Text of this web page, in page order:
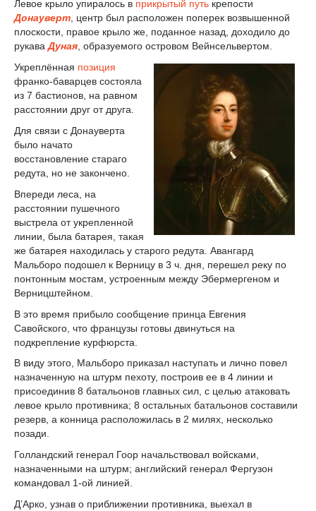
Левое крыло упиралось в прикрытый путь крепости
Донауверт, центр был расположен поперек возвышенной
плоскости, правое крыло же, поданное назад, доходило до
рукаваДуная, образуемого островом Вейнсельвертом.
Укреплённая позиция
франко-баварцев состояла
из 7 бастионов, на равном
расстоянии друг от друга.
Для связи с Донауверта
было начато
восстановление стараго
редута, но не закончено.
Впереди леса, на
расстоянии пушечного
выстрела от укрепленной
линии, была батарея, такая
же батарея находилась у старого редута. Авангард
Мальборо подошел к Верницу в 3 ч. дня, перешел реку по
понтонным мостам, устроенным между Эбермергеном и
Верницштейном.
В это время прибыло сообщение принца Евгения
Савойского, что французы готовы двинуться на
подкрепление курфюрста.
В виду этого, Мальборо приказал наступать и лично повел
назначенную на штурм пехоту, построив ее в 4 линии и
присоединив 8 батальонов главных сил, с целью атаковать
левое крыло противника; 8 остальных батальонов составили
резерв, а конница расположилась в 2 милях, несколько
позади.
Голландский генерал Гоор начальствовал войсками,
назначенными на штурм; английский генерал Фергузон
командовал 1-ой линией.
Д’Арко, узнав о приближении противника, выехал в